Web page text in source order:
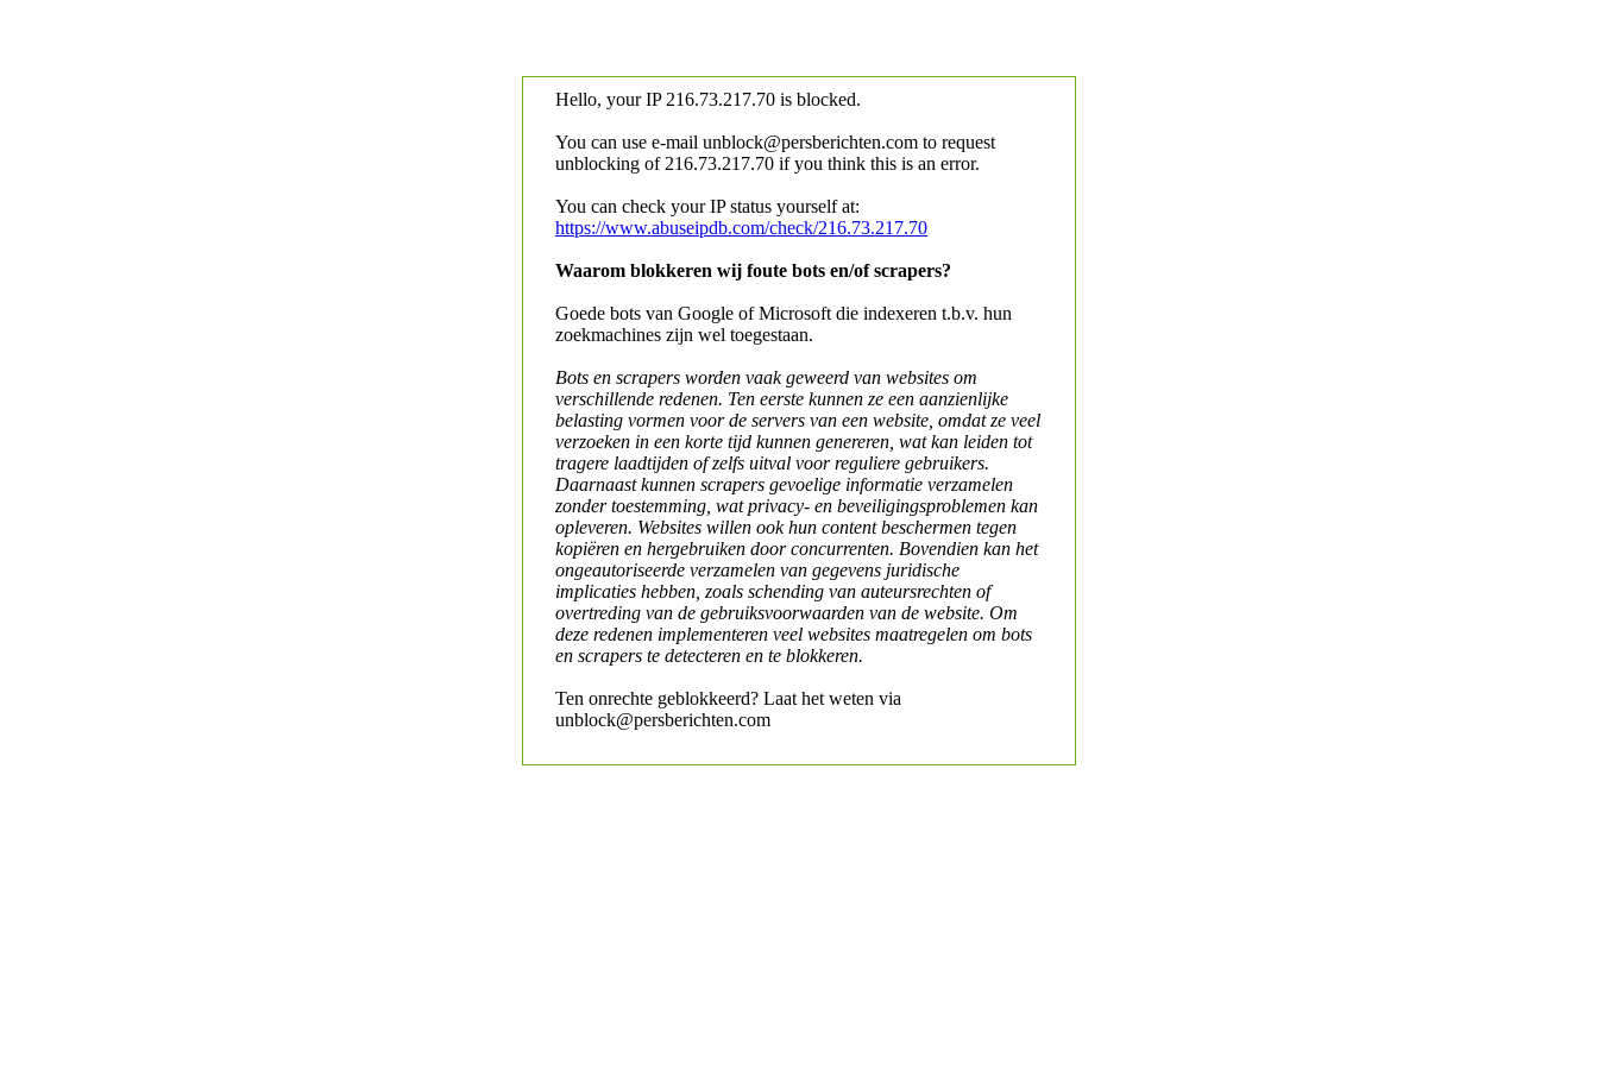
Hello, your IP 216.73.217.70 is blocked.
You can use e-mail unblock@persberichten.com to request
unblocking of 216.73.217.70 if you think this is an error.
You can check your IP status yourself at:
https://www.abuseipdb.com/check/216.73.217.70
Waarom blokkeren wij foute bots en/of scrapers?
Goede bots van Google of Microsoft die indexeren t.b.v. hun
zoekmachines zijn wel toegestaan.
Bots en scrapers worden vaak geweerd van websites om
verschillende redenen. Ten eerste kunnen ze een aanzienlijke
belasting vormen voor de servers van een website, omdat ze veel
verzoeken in een korte tijd kunnen genereren, wat kan leiden tot
tragere laadtijden of zelfs uitval voor reguliere gebruikers.
Daarnaast kunnen scrapers gevoelige informatie verzamelen
zonder toestemming, wat privacy- en beveiligingsproblemen kan
opleveren. Websites willen ook hun content beschermen tegen
kopiëren en hergebruiken door concurrenten. Bovendien kan het
ongeautoriseerde verzamelen van gegevens juridische
implicaties hebben, zoals schending van auteursrechten of
overtreding van de gebruiksvoorwaarden van de website. Om
deze redenen implementeren veel websites maatregelen om bots
en scrapers te detecteren en te blokkeren.
Ten onrechte geblokkeerd? Laat het weten via
unblock@persberichten.com